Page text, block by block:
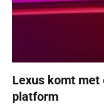
Lexus komt met
platform